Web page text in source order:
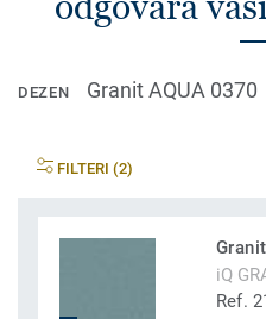
DEZEN Granit AQUA 0370
FILTERI (2)
iQ
Ref.